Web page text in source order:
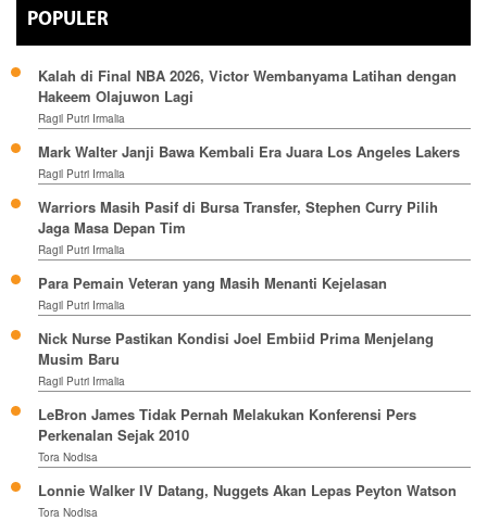
POPULER
Kalah di Final NBA 2026, Victor Wembanyama Latihan dengan
Hakeem Olajuwon Lagi
Ragil Putri Irmalia
Mark Walter Janji Bawa Kembali Era Juara Los Angeles Lakers
Ragil Putri Irmalia
Warriors Masih Pasif di Bursa Transfer, Stephen Curry Pilih
Jaga Masa Depan Tim
Ragil Putri Irmalia
Para Pemain Veteran yang Masih Menanti Kejelasan
Ragil Putri Irmalia
Nick Nurse Pastikan Kondisi Joel Embiid Prima Menjelang
Musim Baru
Ragil Putri Irmalia
LeBron James Tidak Pernah Melakukan Konferensi Pers
Perkenalan Sejak 2010
Tora Nodisa
Lonnie Walker IV Datang, Nuggets Akan Lepas Peyton Watson
Tora Nodisa